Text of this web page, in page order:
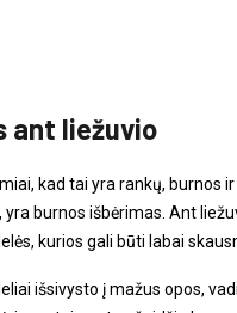
ant liežuvio
kad tai yra rankų, burnos
burnos išbėrimas. Ant
kurios gali būti labai
išsivysto į mažus opos,